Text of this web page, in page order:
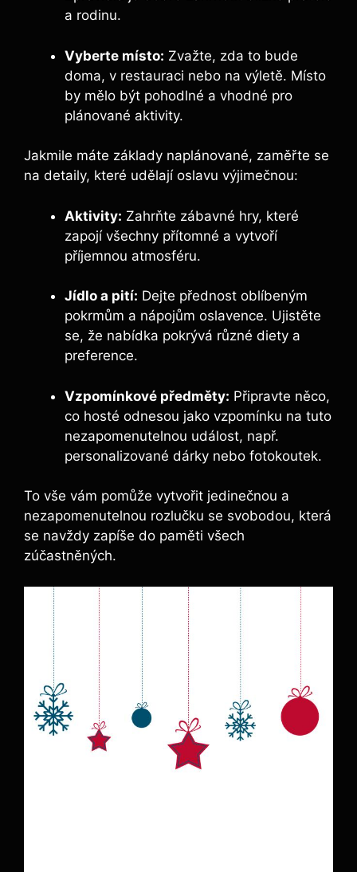
a rodinu.
Vyberte místo: Zvažte, zda to bude
doma, v restauraci nebo na výletě. Místo
by mělo být pohodlné a vhodné pro
plánované aktivity.
Jakmile máte základy naplánované, zaměřte se
na detaily, které udělají oslavu výjimečnou:
Aktivity: Zahrňte zábavné hry, které
zapojí všechny přítomné a vytvoří
příjemnou atmosféru.
Jídlo a pití: Dejte přednost oblíbeným
pokrmům a nápojům oslavence. Ujistěte
se, že nabídka pokrývá různé diety a
preference.
Vzpomínkové předměty: Připravte něco,
co hosté odnesou jako vzpomínku na tuto
nezapomenutelnou událost, např.
personalizované dárky nebo fotokoutek.
To vše vám pomůže vytvořit jedinečnou a
nezapomenutelnou rozlučku se svobodou, která
se navždy zapíše do paměti všech
zúčastněných.